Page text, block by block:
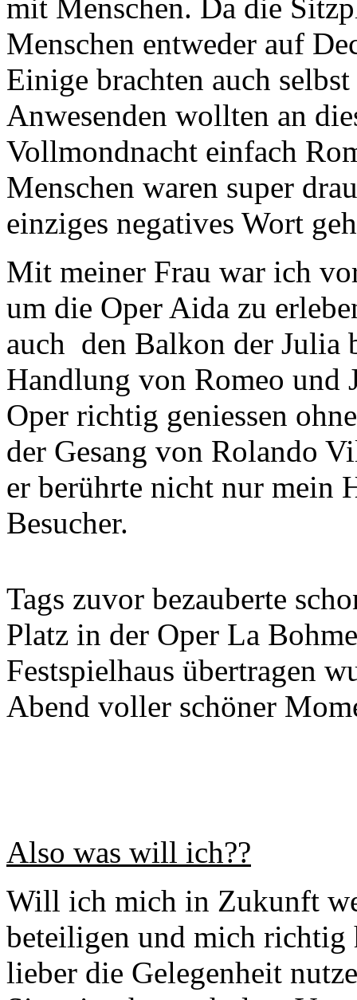
mit Menschen. Da die
Menschen entweder auf
Einige brachten auch
Anwesenden wollten an
Vollmondnacht einfach
Menschen waren super
einziges negatives Wort
Mit meiner Frau war ich
um die Oper Aida zu
auch den Balkon der Julia
Handlung von Romeo
Oper richtig geniessen
der Gesang von Rolando
er berührte nicht nur mein
Besucher.
Tags zuvor bezauberte
Platz in der Oper La
Festspielhaus übertragen
Abend voller schöner
Also was will ich??
Will ich mich in Zukunft
beteiligen und mich richtig
lieber die Gelegenheit